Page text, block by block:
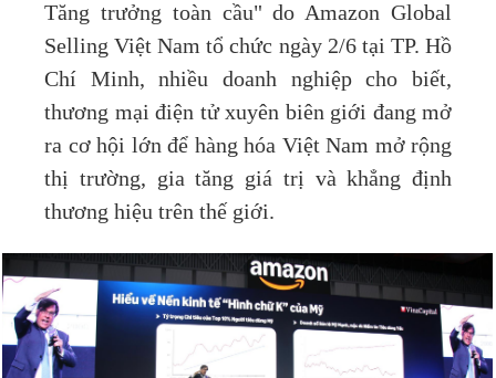
Tăng trưởng toàn cầu" do Amazon Global
Selling Việt Nam tổ chức ngày 2/6 tại TP. Hồ
Chí Minh, nhiều doanh nghiệp cho biết,
thương mại điện tử xuyên biên giới đang mở
ra cơ hội lớn để hàng hóa Việt Nam mở rộng
thị trường, gia tăng giá trị và khẳng định
thương hiệu trên thế giới.